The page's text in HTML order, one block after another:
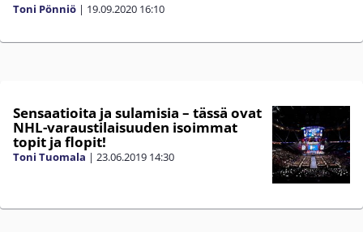
Toni Pönniö | 19.09.2020 16:10
Sensaatioita ja sulamisia – tässä ovat
NHL-varaustilaisuuden isoimmat
topit ja flopit!
Toni Tuomala | 23.06.2019 14:30